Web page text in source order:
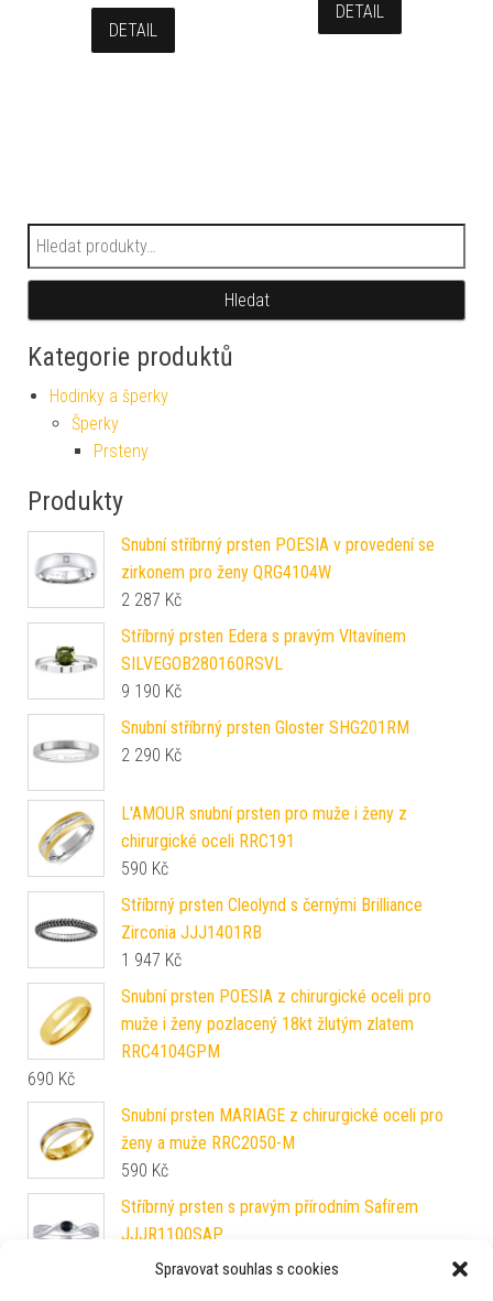
Spravovat souhlas s cookies
DETAIL
DETAIL
Hledat:
Hledat
Kategorie produktů
Hodinky a šperky
Šperky
Prsteny
Produkty
Snubní stříbrný prsten POESIA v provedení se
zirkonem pro ženy QRG4104W
2 287 Kč
Stříbrný prsten Edera s pravým Vltavínem
SILVEGOB280160RSVL
9 190 Kč
Snubní stříbrný prsten Gloster SHG201RM
2 290 Kč
L'AMOUR snubní prsten pro muže i ženy z
chirurgické oceli RRC191
590 Kč
Stříbrný prsten Cleolynd s černými Brilliance
Zirconia JJJ1401RB
1 947 Kč
Snubní prsten POESIA z chirurgické oceli pro
muže i ženy pozlacený 18kt žlutým zlatem
RRC4104GPM
690 Kč
Snubní prsten MARIAGE z chirurgické oceli pro
ženy a muže RRC2050-M
590 Kč
Stříbrný prsten s pravým přírodním Safírem
JJJR1100SAP
1 947Kč